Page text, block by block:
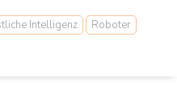
Intelligenz
Roboter